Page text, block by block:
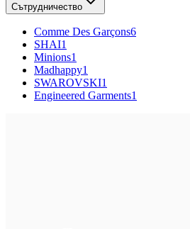
Сътрудничество
Comme Des Garçons6
SHAI1
Minions1
Madhappy1
SWAROVSKI1
Engineered Garments1